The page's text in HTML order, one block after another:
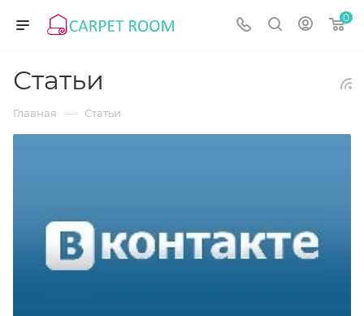
0
Статьи
Главная — Статьи